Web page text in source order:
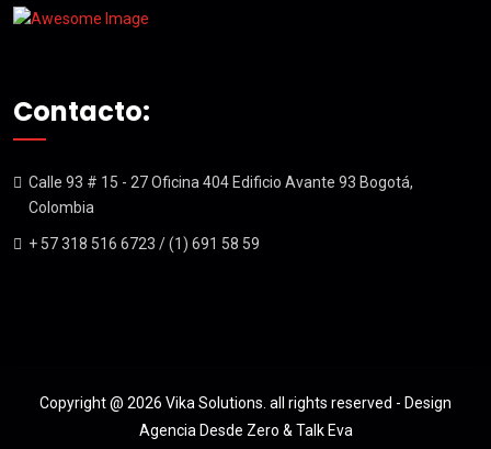
Contacto:
Calle 93 # 15 - 27 Oficina 404 Edificio Avante 93 Bogotá,
Colombia
+ 57 318 516 6723 / (1) 691 58 59
Copyright @ 2026 Vika Solutions. all rights reserved - Design
Agencia Desde Zero & Talk Eva